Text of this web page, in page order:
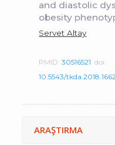
and diastolic
obesity
Servet Altay
PMID:30516521 doi:
10.5543/
ARAŞTIRMA